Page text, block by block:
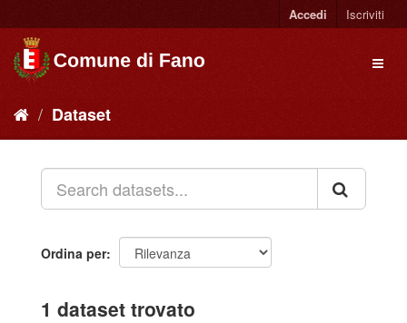
Accedi Iscriviti
Dataset
Ordina per
1 dataset trovato